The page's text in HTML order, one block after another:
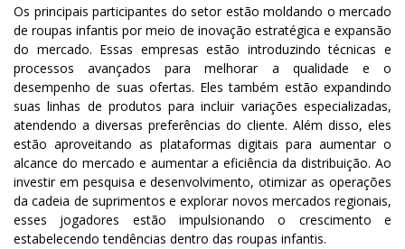
Os principais participantes do setor estão moldando o mercado
de roupas infantis por meio de inovação estratégica e expansão
do mercado. Essas empresas estão introduzindo técnicas e
processos avançados para melhorar a qualidade e o
desempenho de suas ofertas. Eles também estão expandindo
suas linhas de produtos para incluir variações especializadas,
atendendo a diversas preferências do cliente. Além disso, eles
estão aproveitando as plataformas digitais para aumentar o
alcance do mercado e aumentar a eficiência da distribuição. Ao
investir em pesquisa e desenvolvimento, otimizar as operações
da cadeia de suprimentos e explorar novos mercados regionais,
esses jogadores estão impulsionando o crescimento e
estabelecendo tendências dentro das roupas infantis.